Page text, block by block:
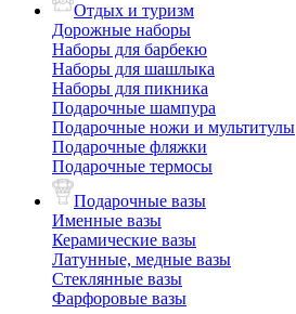
Отдых и туризм
Дорожные наборы
Наборы для барбекю
Наборы для шашлыка
Наборы для пикника
Подарочные шампура
Подарочные ножи и мультитулы
Подарочные фляжки
Подарочные термосы
Подарочные вазы
Именные вазы
Керамические вазы
Латунные, медные вазы
Стеклянные вазы
Фарфоровые вазы